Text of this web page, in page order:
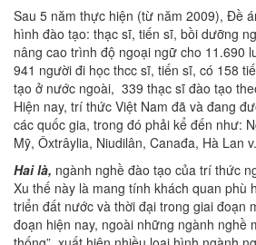
Sau 5 năm thực hiện (từ năm 2009), Đề
hình đào tạo: thạc sĩ, tiến sĩ, bồi dưỡng
nâng cao trình độ ngoại ngữ cho 11.690
941 người đi học thcc sĩ, tiến sĩ, có 158
tạo ở nước ngoài, 339 thạc sĩ đào tạo
Hiện nay, trí thức Việt Nam đã và đang
các quốc gia, trong đó phải kể đến như:
Mỹ, Ôxtrâylia, Niudilân, Canađa, Hà Lan
Hai là, ngành nghề đào tạo của trí thức
Xu thế này là mang tính khách quan phù
triển đất nước và thời đại trong giai đoạn
đoạn hiện nay, ngoài những ngành nghề